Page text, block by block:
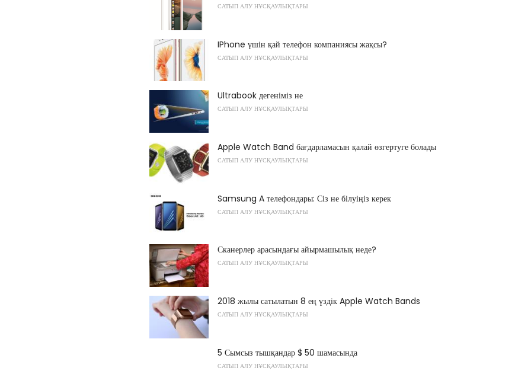
САТЫП АЛУ НҰСҚАУЛЫҚТАРЫ
IPhone үшін қай телефон компаниясы жақсы?
САТЫП АЛУ НҰСҚАУЛЫҚТАРЫ
Ultrabook дегеніміз не
САТЫП АЛУ НҰСҚАУЛЫҚТАРЫ
Apple Watch Band бағдарламасын қалай өзгертуге болады
САТЫП АЛУ НҰСҚАУЛЫҚТАРЫ
Samsung A телефондары: Сіз не білуіңіз керек
САТЫП АЛУ НҰСҚАУЛЫҚТАРЫ
Сканерлер арасындағы айырмашылық неде?
САТЫП АЛУ НҰСҚАУЛЫҚТАРЫ
2018 жылы сатылатын 8 ең үздік Apple Watch Bands
САТЫП АЛУ НҰСҚАУЛЫҚТАРЫ
5 Сымсыз тышқандар $ 50 шамасында
САТЫП АЛУ НҰСҚАУЛЫҚТАРЫ